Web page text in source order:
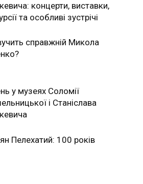
концерти, виставки,
та особливі зустрічі
справжній Микола
у музеях Соломії
і Станіслава
Пелехатий: 100 років